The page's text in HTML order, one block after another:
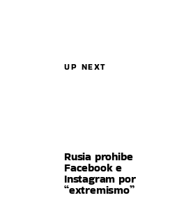
UP NEXT
Rusia prohibe
Facebook e
Instagram por
“extremismo”